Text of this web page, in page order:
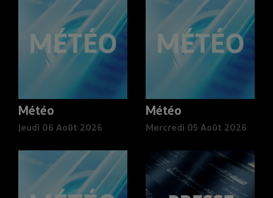
Météo
Jeudi 06 Août 2026
Météo
Mercredi 05 Août 2026